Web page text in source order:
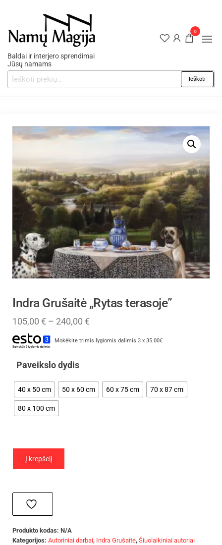
Baldai ir interjero sprendimai
Jūsų namams
Ieškoti
0
Indra Grušaitė „Rytas terasoje”
105,00 € – 240,00 €
Mokėkite trimis lygiomis dalimis 3 x 35.00€
Paveikslo dydis
40 x 50 cm 50 x 60 cm 60 x 75 cm 70 x 87 cm
80 x 100 cm
Į krepšelį
Produkto kodas: N/A
Kategorijos: Autoriniai darbai, Indra Grušaitė, Šiuolaikiniai autoriai